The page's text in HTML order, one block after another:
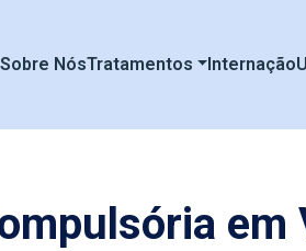
Sobre NósTratamentos Internação
em